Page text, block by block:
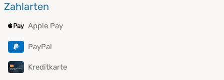
Zahlarten
Apple Pay
PayPal
Kreditkarte